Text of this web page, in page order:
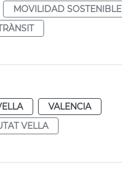
MOVILIDAD SOSTENIBLE
VALENCIA
VELLA